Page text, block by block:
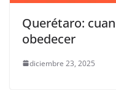
Querétaro:
obedecer
diciembre 23, 2025